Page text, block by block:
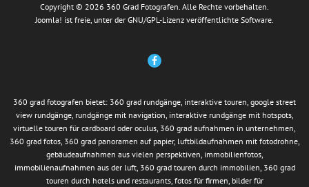
Copyright © 2026 360 Grad Fotografen. Alle Rechte vorbehalten.
Joomla! ist freie, unter der GNU/GPL-Lizenz veröffentlichte Software.
360 grad fotografen bietet: 360 grad rundgänge, interaktive touren, google street
view rundgänge, rundgänge mit navigation, interaktive rundgänge mit hotspots,
virtuelle touren für cardboard oder oculus, 360 grad aufnahmen in unternehmen,
360 grad fotos, 360 grad panoramen auf papier, luftbildaufnahmen mit fotodrohne,
gebäudeaufnahmen aus vielen perspektiven, immobilienfotos,
immobilienaufnahmen aus der luft, 360 grad touren durch immobilien, 360 grad
touren durch hotels und restaurants, fotos für firmen, bilder für